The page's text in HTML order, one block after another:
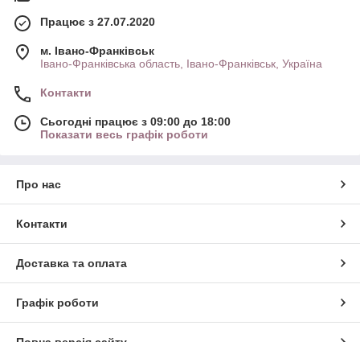
Працює з 27.07.2020
м. Івано-Франківськ
Івано-Франківська область, Івано-Франківськ, Україна
Контакти
Сьогодні працює з 09:00 до 18:00
Показати весь графік роботи
Про нас
Контакти
Доставка та оплата
Графік роботи